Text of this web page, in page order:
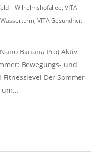
– Wilhelmshofallee, VITA
, VITA Gesundheit
Banana Pro) Aktiv
Bewegungs- und
Der Sommer
um…